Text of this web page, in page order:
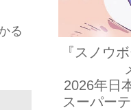
る
『スノウ
2026年日
スーパー